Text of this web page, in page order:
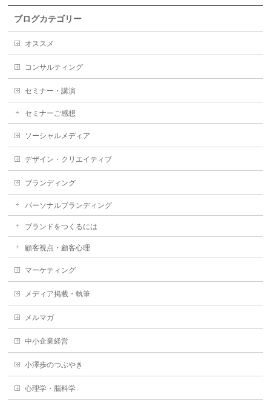
ブログカテゴリー
オススメ
コンサルティング
セミナー・講演
セミナーご感想
ソーシャルメディア
デザイン・クリエイティブ
ブランディング
パーソナルブランディング
ブランドをつくるには
顧客視点・顧客心理
マーケティング
メディア掲載・執筆
メルマガ
中小企業経営
小澤歩のつぶやき
心理学・脳科学